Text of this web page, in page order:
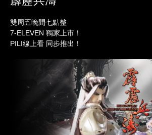
雙周五晚間七點整
7-ELEVEN 獨家上市！
PILI線上看 同步推出！